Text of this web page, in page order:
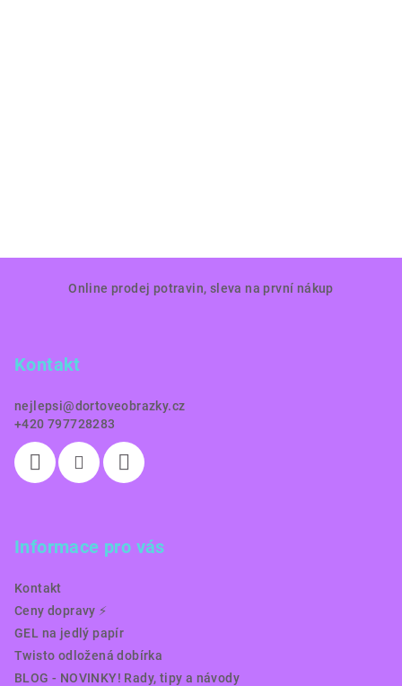
Online prodej potravin, sleva na první nákup
Kontakt
nejlepsi@dortoveobrazky.cz
+420 797728283
Informace pro vás
Kontakt
Ceny dopravy ⚡️
GEL na jedlý papír
Twisto odložená dobírka
BLOG - NOVINKY! Rady, tipy a návody